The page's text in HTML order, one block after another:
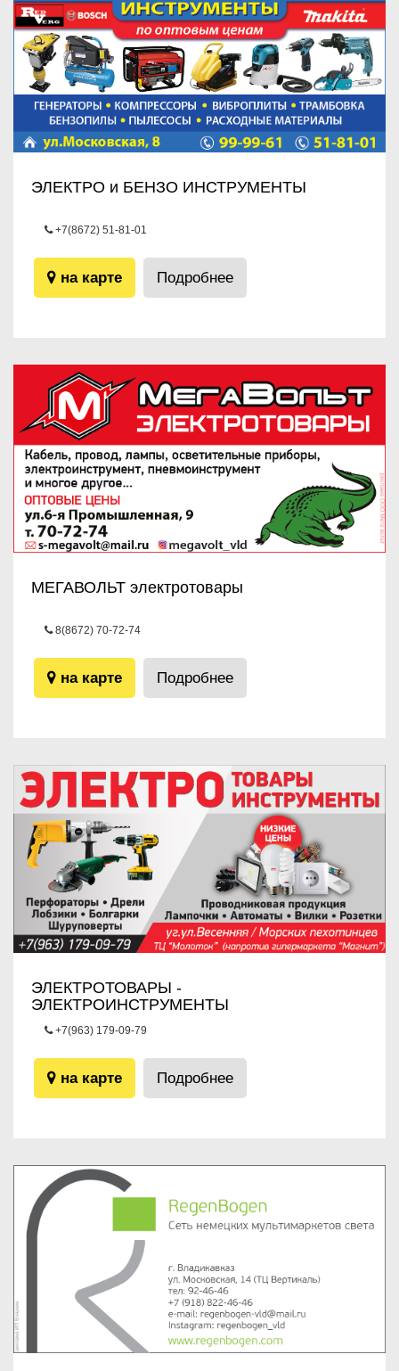
ЭЛЕКТРО и БЕНЗО ИНСТРУМЕНТЫ
+7(8672) 51-81-01
на карте Подробнее
МЕГАВОЛЬТ электротовары
8(8672) 70-72-74
на карте Подробнее
ЭЛЕКТРОТОВАРЫ -
ЭЛЕКТРОИНСТРУМЕНТЫ
+7(963) 179-09-79
(напротив гипермаркета “Магнит”)
на карте Подробнее